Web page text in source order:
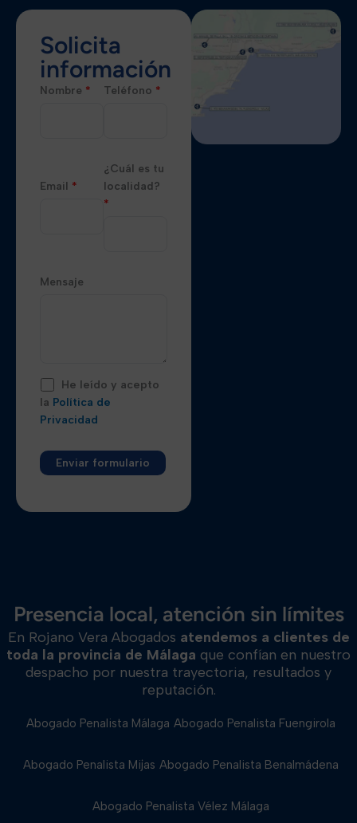
Solicita
información
Nombre * Teléfono *
Email *
¿Cuál es tu
localidad?
*
Mensaje
He leído y acepto
la Política de
Privacidad
Presencia local, atención sin límites
En Rojano Vera Abogados atendemos a clientes de
toda la provincia de Málaga que confían en nuestro
despacho por nuestra trayectoria, resultados y
reputación.
Abogado Penalista Málaga Abogado Penalista Fuengirola
Abogado Penalista Mijas Abogado Penalista Benalmádena
Abogado Penalista Vélez Málaga